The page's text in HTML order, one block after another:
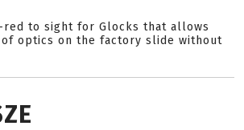
red to sight for Glocks that allows
optics on the factory slide without